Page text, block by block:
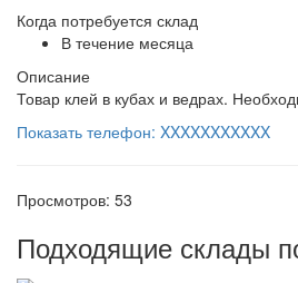
Когда потребуется склад
В течение месяца
Описание
Товар клей в кубах и ведрах.
Показать телефон: XXXXXXXXXXX
Просмотров: 53
Подходящие склады